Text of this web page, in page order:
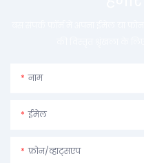
नाम
ईमेल
फ़ोन/व्हाट्सएप